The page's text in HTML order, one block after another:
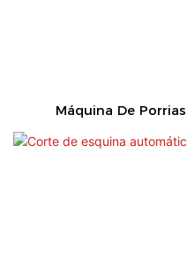
Máquina De